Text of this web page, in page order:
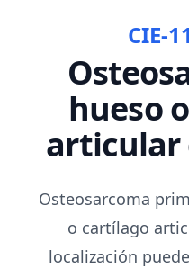
CIE-
hueso
articular
Osteosarcoma
o cartílago
localización